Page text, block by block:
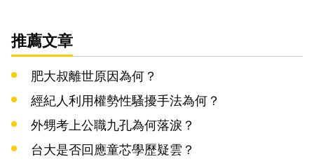
推薦文章
肥大叔離世原因為何？
經紀人利用權勢性騷擾手法為何？
外甥考上公職九孔為何落淚？
台大是否回應童芯學歷疑雲？